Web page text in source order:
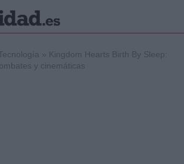
» Kingdom Hearts Birth By Sleep:
y cinemáticas